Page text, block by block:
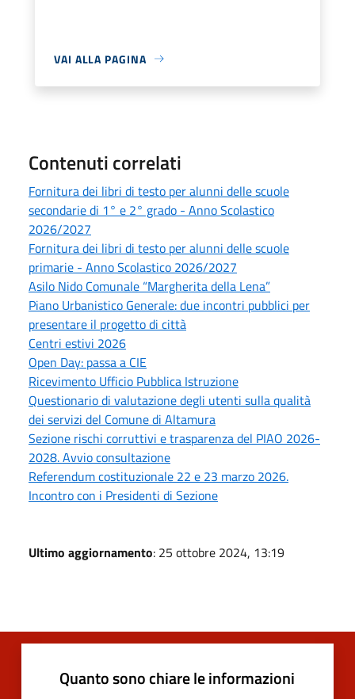
VAI ALLA PAGINA
Contenuti correlati
Fornitura dei libri di testo per alunni delle scuole
secondarie di 1° e 2° grado - Anno Scolastico
2026/2027
Fornitura dei libri di testo per alunni delle scuole
primarie - Anno Scolastico 2026/2027
Asilo Nido Comunale “Margherita della Lena”
Piano Urbanistico Generale: due incontri pubblici per
presentare il progetto di città
Centri estivi 2026
Open Day: passa a CIE
Ricevimento Ufficio Pubblica Istruzione
Questionario di valutazione degli utenti sulla qualità
dei servizi del Comune di Altamura
Sezione rischi corruttivi e trasparenza del PIAO 2026-
2028. Avvio consultazione
Referendum costituzionale 22 e 23 marzo 2026.
Incontro con i Presidenti di Sezione
Ultimo aggiornamento: 25 ottobre 2024, 13:19
Quanto sono chiare le informazioni